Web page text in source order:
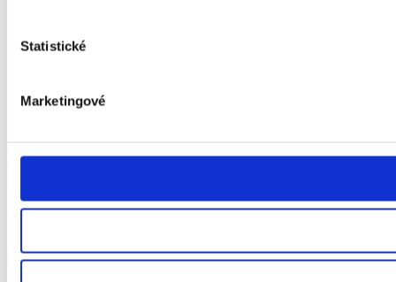
Statistické
Marketingové